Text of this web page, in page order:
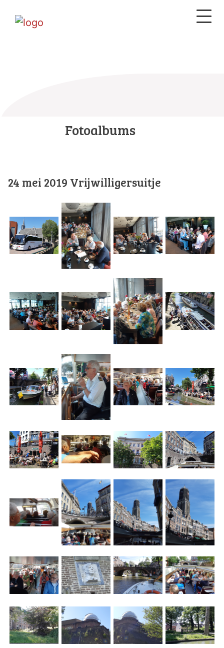
Fotoalbums
24 mei 2019 Vrijwilligersuitje